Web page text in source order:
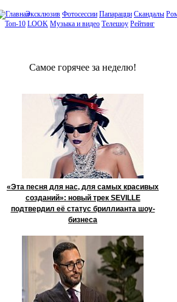
Эксклюзив Фотосессии Папарацци Скандалы
Топ-10 LOOK Музыка и видео Телешоу Рейтинг
Сaмое гoрячее за неделю!
«Эта песня для нас, для самых красивых
созданий»: новый трек SEVILLE
подтвердил её статус бриллианта шоу-
бизнеса